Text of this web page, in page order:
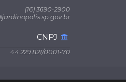
(16) 3690-2900
CNPJ
44.229.821/0001-70